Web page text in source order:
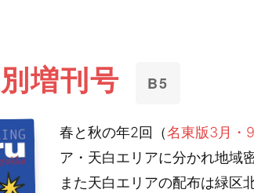
増刊号 B5
春と秋の年2回（名東版3月・
ア・天白エリアに分かれ地域
また天白エリアの配布は緑区